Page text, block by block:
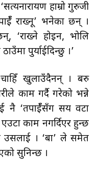
हाम्रो गुरुजी
राख्नू’ भनेका छन् ।
‘राख्ने होइन, भोलि
पुर्याईदिन्छु ।’
खुलाउँदैनन् । बरु
काम गर्दै गरेको भन्ने
नै ‘तपाईँसँग सय वटा
काम नगर्दिएर हुन्छ
उसलाई । ‘बा’ ले समेत
सुनिन्छ ।